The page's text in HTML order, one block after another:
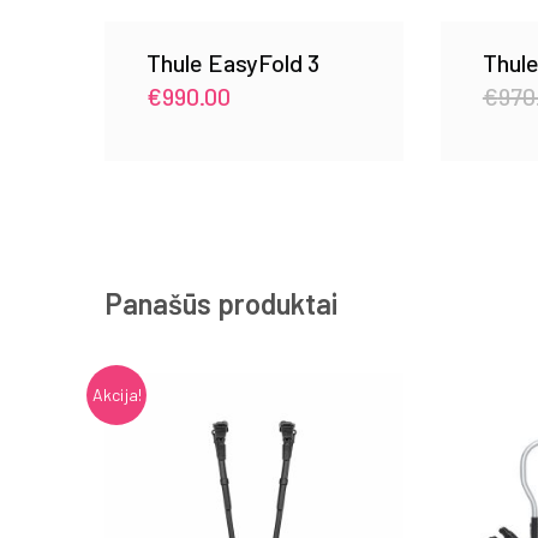
Thule EasyFold 3
€990.00
€
Panašūs produktai
Akcija!